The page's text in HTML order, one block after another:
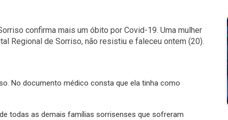
confirma mais um óbito por Covid-19. Uma mulher
Regional de Sorriso, não resistiu e faleceu ontem (20).
No documento médico consta que ela tinha como
todas as demais famílias sorrisenses que sofreram